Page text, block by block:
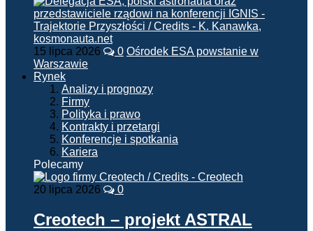
15 lipca 2026 0 Ośrodek ESA powstanie w
Warszawie
Rynek
Analizy i prognozy
Firmy
Polityka i prawo
Kontrakty i przetargi
Konferencje i spotkania
Kariera
Polecamy
20 lipca 2026 0
Creotech – projekt ASTRAL